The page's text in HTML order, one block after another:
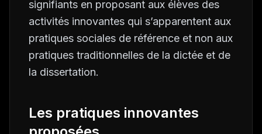
signifiants en proposant aux élèves des
activités innovantes qui s’apparentent aux
pratiques sociales de référence et non aux
pratiques traditionnelles de la dictée et de
la dissertation.
Les pratiques innovantes